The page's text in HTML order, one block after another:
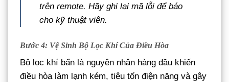
trên remote. Hãy ghi lại mã lỗi để báo
cho kỹ thuật viên.
Bước 4: Vệ Sinh Bộ Lọc Khí Của Điều Hòa
Bộ lọc khí bẩn là nguyên nhân hàng đầu khiến
điều hòa làm lạnh kém, tiêu tốn điện năng và gây